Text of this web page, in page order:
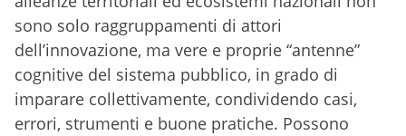
sono solo raggruppamenti di attori
dell’innovazione, ma vere e proprie “antenne”
cognitive del sistema pubblico, in grado di
imparare collettivamente, condividendo casi,
errori, strumenti e buone pratiche. Possono